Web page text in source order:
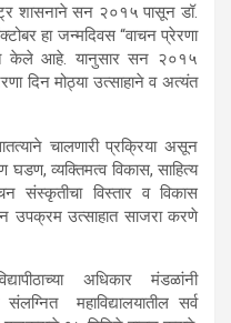
शासनाने सन २०१५ पासून डॉ.
हा जन्मदिवस “वाचन प्रेरणा
केले आहे. यानुसार सन २०१५
दिन मोठ्या उत्साहाने व अत्यंत
चालणारी प्रक्रिया असून
घडण, व्यक्तिमत्व विकास, साहित्य
संस्कृतीचा विस्तार व विकास
उपक्रम उत्साहात साजरा करणे
अधिकार मंडळांनी
संलग्नित महाविद्यालयातील सर्व